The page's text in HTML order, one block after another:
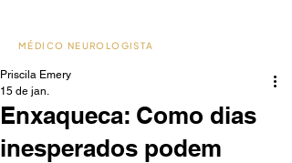
MÉDICO NEUROLOGISTA
Enxaqueca: Como dias
inesperados podem
Priscila Emery
15 de jan.